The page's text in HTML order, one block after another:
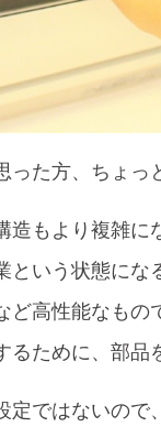
た方、ちょっ
もより複雑
という状態にな
高性能なもの
ために、部品
定ではないの